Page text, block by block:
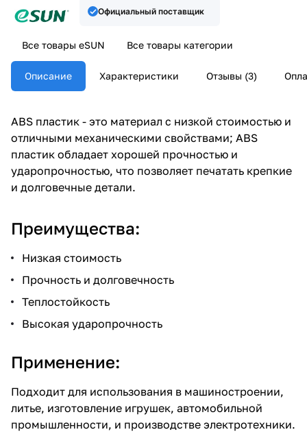
Официальный поставщик
Все товары eSUN Все товары категории
Описание Характеристики Отзывы (3)
ABS пластик - это материал с низкой стоимостью и
отличными механическими свойствами; ABS
пластик обладает хорошей прочностью и
ударопрочностью, что позволяет печатать крепкие
и долговечные детали.
Преимущества:
Низкая стоимость
Прочность и долговечность
Теплостойкость
Высокая ударопрочность
Применение:
Подходит для использования в машиностроении,
литье, изготовление игрушек, автомобильной
промышленности, и производстве электротехники.